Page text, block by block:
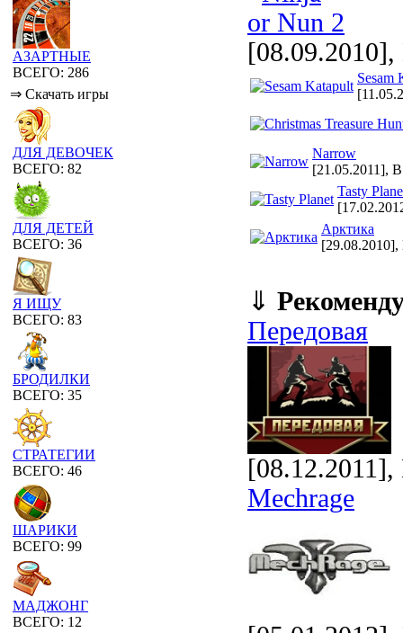
АЗАРТНЫЕ
ВСЕГО: 286
⇒ Скачать игры
ДЛЯ ДЕВОЧЕК
ВСЕГО: 82
ДЛЯ ДЕТЕЙ
ВСЕГО: 36
Я ИЩУ
ВСЕГО: 83
БРОДИЛКИ
ВСЕГО: 35
СТРАТЕГИИ
ВСЕГО: 46
ШАРИКИ
ВСЕГО: 99
МАДЖОНГ
ВСЕГО: 12
[08.09.2010],
Sesam
Narrow
[21.05.2011],
Tasty
Арктика
⇓
Передовая
[08.12.2011],
Mechrage